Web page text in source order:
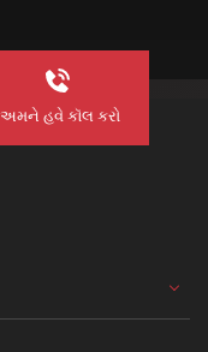
અમને હવે કૉલ કરો